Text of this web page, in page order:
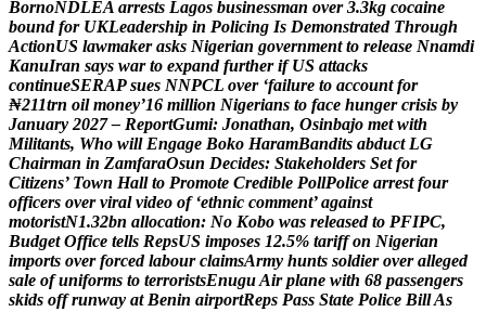
BornoNDLEA arrests Lagos businessman over 3.3kg cocaine
bound for UKLeadership in Policing Is Demonstrated Through
ActionUS lawmaker asks Nigerian government to release Nnamdi
KanuIran says war to expand further if US attacks
continueSERAP sues NNPCL over ‘failure to account for
₦211trn oil money’16 million Nigerians to face hunger crisis by
January 2027 – ReportGumi: Jonathan, Osinbajo met with
Militants, Who will Engage Boko HaramBandits abduct LG
Chairman in ZamfaraOsun Decides: Stakeholders Set for
Citizens’ Town Hall to Promote Credible PollPolice arrest four
officers over viral video of ‘ethnic comment’ against
motoristN1.32bn allocation: No Kobo was released to PFIPC,
Budget Office tells RepsUS imposes 12.5% tariff on Nigerian
imports over forced labour claimsArmy hunts soldier over alleged
sale of uniforms to terroristsEnuguAir plane with 68 passengers
skids off runway at Benin airportReps Pass State Police BillAs